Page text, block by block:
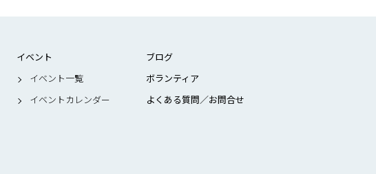
イベント
イベント一覧
イベントカレンダー
ブログ
ボランティア
よくある質問／お問合せ